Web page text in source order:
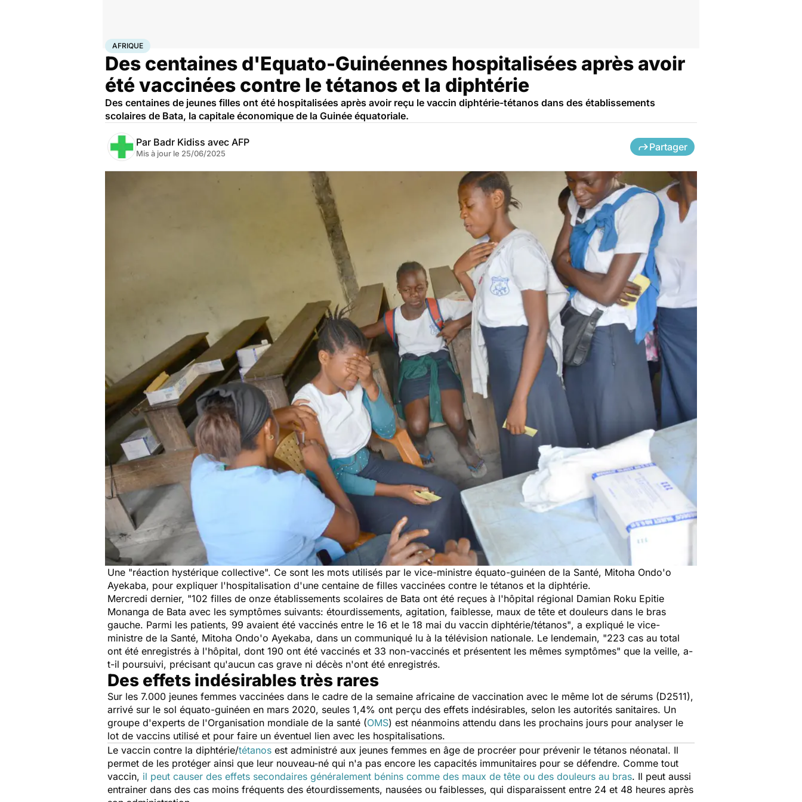
AccueilSantéMédicaments
AFRIQUE
Des centaines d'Equato-Guinéennes hospitalisées après avoir
été vaccinées contre le tétanos et la diphtérie
Des centaines de jeunes filles ont été hospitalisées après avoir reçu le vaccin diphtérie-tétanos dans des établissements
scolaires de Bata, la capitale économique de la Guinée équatoriale.
Par Badr Kidiss avec AFP
Mis à jour le 25/06/2025
Partager
Une "réaction hystérique collective". Ce sont les mots utilisés par le vice-ministre équato-guinéen de la Santé, Mitoha Ondo'o
Ayekaba, pour expliquer l'hospitalisation d'une centaine de filles vaccinées contre le tétanos et la diphtérie.
Mercredi dernier, "102 filles de onze établissements scolaires de Bata ont été reçues à l'hôpital régional Damian Roku Epitie
Monanga de Bata avec les symptômes suivants: étourdissements, agitation, faiblesse, maux de tête et douleurs dans le bras
gauche. Parmi les patients, 99 avaient été vaccinés entre le 16 et le 18 mai du vaccin diphtérie/tétanos", a expliqué le vice-
ministre de la Santé, Mitoha Ondo'o Ayekaba, dans un communiqué lu à la télévision nationale. Le lendemain, "223 cas au total
ont été enregistrés à l'hôpital, dont 190 ont été vaccinés et 33 non-vaccinés et présentent les mêmes symptômes" que la veille, a-
t-il poursuivi, précisant qu'aucun cas grave ni décès n'ont été enregistrés.
Des effets indésirables très rares
Sur les 7.000 jeunes femmes vaccinées dans le cadre de la semaine africaine de vaccination avec le même lot de sérums (D2511),
arrivé sur le sol équato-guinéen en mars 2020, seules 1,4% ont perçu des effets indésirables, selon les autorités sanitaires. Un
groupe d'experts de l'Organisation mondiale de la santé (OMS) est néanmoins attendu dans les prochains jours pour analyser le
lot de vaccins utilisé et pour faire un éventuel lien avec les hospitalisations.
Le vaccin contre la diphtérie/tétanos est administré aux jeunes femmes en âge de procréer pour prévenir le tétanos néonatal. Il
permet de les protéger ainsi que leur nouveau-né qui n'a pas encore les capacités immunitaires pour se défendre. Comme tout
vaccin, il peut causer des effets secondaires généralement bénins comme des maux de tête ou des douleurs au bras. Il peut aussi
entrainer dans des cas moins fréquents des étourdissements, nausées ou faiblesses, qui disparaissent entre 24 et 48 heures après